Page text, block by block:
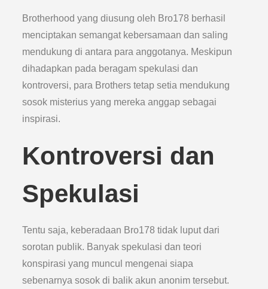
Brotherhood yang diusung oleh Bro178 berhasil
menciptakan semangat kebersamaan dan saling
mendukung di antara para anggotanya. Meskipun
dihadapkan pada beragam spekulasi dan
kontroversi, para Brothers tetap setia mendukung
sosok misterius yang mereka anggap sebagai
inspirasi.
Kontroversi dan
Spekulasi
Tentu saja, keberadaan Bro178 tidak luput dari
sorotan publik. Banyak spekulasi dan teori
konspirasi yang muncul mengenai siapa
sebenarnya sosok di balik akun anonim tersebut.